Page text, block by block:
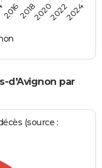
20162018202020222024
d'Avignon par
(source :